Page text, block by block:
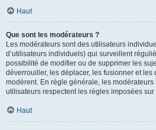
Haut
Que sont les modérateurs ?
Les modérateurs sont des utilisateurs
d’utilisateurs individuels) qui surveillent
possibilité de modifier ou de supprimer les
déverrouiller, les déplacer, les fusionner et les
modèrent. En règle générale, les
utilisateurs respectent les règles imposées sur
Haut